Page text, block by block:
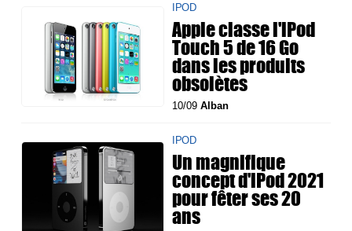
IPOD
Apple classe l'iPod
Touch 5 de 16 Go
dans les produits
obsolètes
10/09Alban
IPOD
Un magnifique
concept d'iPod 2021
pour fêter ses 20
ans